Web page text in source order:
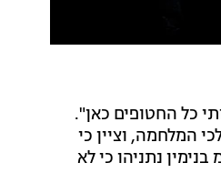
כל החטופים כאן".
המלחמה, וציין כי
לרה"מ בנימין נתניהו כי לא